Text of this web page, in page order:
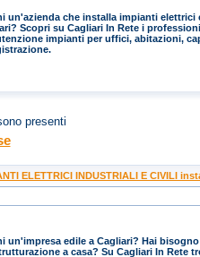
un'azienda che installa impianti elettrici
Scopri su Cagliari In Rete i
impianti per uffici, abitazioni,
presenti
ELETTRICI INDUSTRIALI E CIVILI
un'impresa edile a Cagliari? Hai
a casa? Su Cagliari In Rete